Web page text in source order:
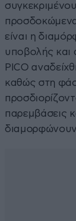
είναι η
υποβολής και
PICO
καθώς στη
παρεμβάσεις
διαμορφώνουν